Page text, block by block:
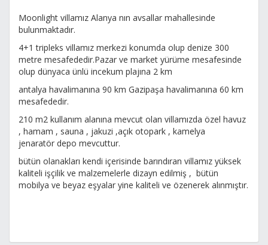
Moonlight villamız Alanya nın avsallar mahallesinde
bulunmaktadır.
4+1 tripleks villamız merkezi konumda olup denize 300
metre mesafededir.Pazar ve market yürüme mesafesinde
olup dünyaca ünlü incekum plajına 2 km
antalya havalimanına 90 km Gazipaşa havalimanına 60 km
mesafededir.
210 m2 kullanım alanına mevcut olan villamızda özel havuz
, hamam , sauna , jakuzi ,açık otopark , kamelya
jenaratör depo mevcuttur.
bütün olanakları kendi içerisinde barındıran villamız yüksek
kaliteli işçilik ve malzemelerle dizayn edilmiş , bütün
mobilya ve beyaz eşyalar yine kaliteli ve özenerek alınmıştır.